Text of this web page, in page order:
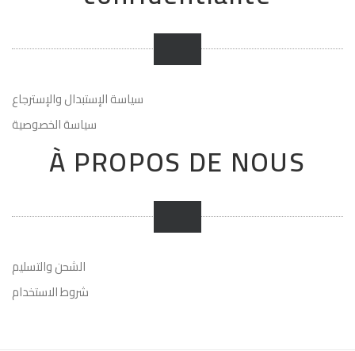
سياسة الإستبدال والإسترجاع
سياسة الخصوصية
À PROPOS DE NOUS
الشحن والتسليم
شروط الاستخدام